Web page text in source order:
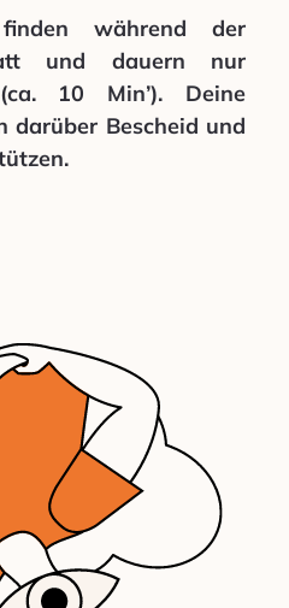
während der
und dauern nur
10 Min’). Deine
darüber Bescheid und